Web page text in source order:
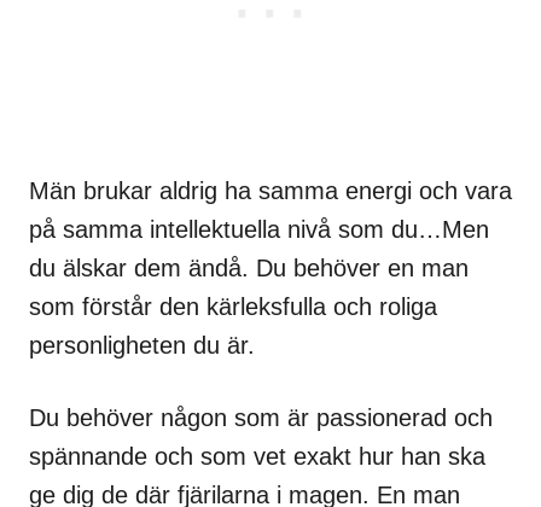
Män brukar aldrig ha samma energi och vara
på samma intellektuella nivå som du…Men
du älskar dem ändå. Du behöver en man
som förstår den kärleksfulla och roliga
personligheten du är.
Du behöver någon som är passionerad och
spännande och som vet exakt hur han ska
ge dig de där fjärilarna i magen. En man